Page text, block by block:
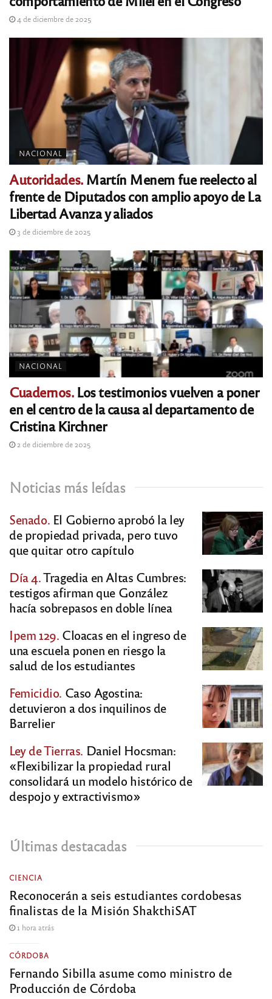
4 de diciembre de 2025
NACIONAL
Autoridades.Martín Menem fue reelecto al
frente de Diputados con amplio apoyo de La
Libertad Avanza y aliados
3 de diciembre de 2025
NACIONAL
Cuadernos.Los testimonios vuelven a poner
en el centro de la causa al departamento de
Cristina Kirchner
2 de diciembre de 2025
Noticias más leídas
Senado. El Gobierno aprobó la ley
de propiedad privada, pero tuvo
que quitar otro capítulo
Día 4.Tragedia en Altas Cumbres:
testigos afirman que González
hacía sobrepasos en doble línea
Ipem 129. Cloacas en el ingreso de
una escuela ponen en riesgo la
salud de los estudiantes
Femicidio. Caso Agostina:
detuvieron a dos inquilinos de
Barrelier
Ley de Tierras. Daniel Hocsman:
«Flexibilizar la propiedad rural
consolidará un modelo histórico de
despojo y extractivismo»
Últimas destacadas
CIENCIA
Reconocerán a seis estudiantes cordobesas
finalistas de la Misión ShakthiSAT
1 hora atrás
CÓRDOBA
Fernando Sibilla asume como ministro de
Producción de Córdoba